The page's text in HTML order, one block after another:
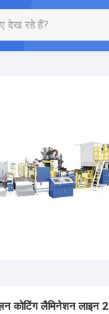
कोटिंग लैमिनेशन लाइन